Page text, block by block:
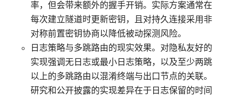
率，但会带来额外的握手开销。实际方案通常在
每次建立隧道时更新密钥，且对持久连接采用非
对称前置密钥协商以降低被动探测风险。
日志策略与多跳路由的现实效果。对隐私友好的
实现强调无日志或最小日志策略，以及至少两跳
以上的多跳路由以混淆终端与出口节点的关联。
研究和公开披露的实现差异在于日志保留的时间